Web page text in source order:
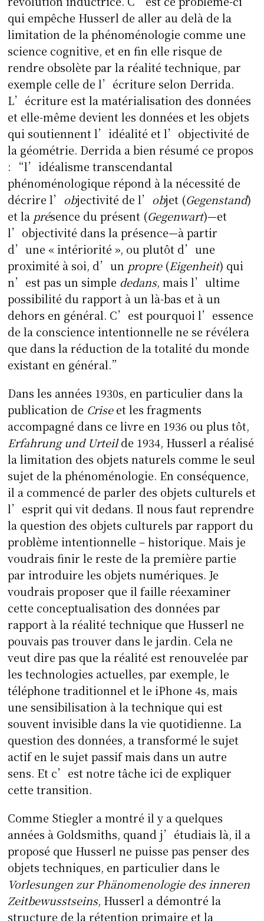
qui empêche Husserl de aller au delà de la
limitation de la phénoménologie comme une
science cognitive, et en fin elle risque de
rendre obsolète par la réalité technique, par
exemple celle de l’écriture selon Derrida.
L’écriture est la matérialisation des données
et elle-même devient les données et les objets
qui soutiennent l’idéalité et l’objectivité de
la géométrie. Derrida a bien résumé ce propos
: “l’idéalisme transcendantal
phénoménologique répond à la nécessité de
décrire l’ objectivité de l’ objet (Gegenstand)
et la présence du présent (Gegenwart)—et
l’objectivité dans la présence—à partir
d’une « intériorité », ou plutôt d’une
proximité à soi, d’un propre(Eigenheit) qui
n’est pas un simple dedans, mais l’ultime
possibilité du rapport à un là-bas et à un
dehors en général. C’est pourquoi l’essence
de la conscience intentionnelle ne se révélera
que dans la réduction de la totalité du monde
existant en général.”
Dans les années 1930s, en particulier dans la
publication de Criseet les fragments
accompagné dans ce livre en 1936 ou plus tôt,
Erfahrung und Urteilde 1934, Husserl a réalisé
la limitation des objets naturels comme le seul
sujet de la phénoménologie. En conséquence,
il a commencé de parler des objets culturels et
l’esprit qui vit dedans. Il nous faut reprendre
la question des objets culturels par rapport du
problème intentionnelle – historique. Mais je
voudrais finir le reste de la première partie
par introduire les objets numériques. Je
voudrais proposer que il faille réexaminer
cette conceptualisation des données par
rapport à la réalité technique que Husserl ne
pouvais pas trouver dans le jardin. Cela ne
veut dire pas que la réalité est renouvelée par
les technologies actuelles, par exemple, le
téléphone traditionnel et le iPhone 4s, mais
une sensibilisation à la technique qui est
souvent invisible dans la vie quotidienne. La
question des données, a transformé le sujet
actif en le sujet passif mais dans un autre
sens. Et c’est notre tâche ici de expliquer
cette transition.
Comme Stiegler a montré il y a quelques
années à Goldsmiths, quand j’étudiais là, il a
proposé que Husserl ne puisse pas penser des
objets techniques, en particulier dans le
Vorlesungen zur Phänomenologie des inneren
Zeitbewusstseins, Husserl a démontré la
structure de la rétention primaire et la